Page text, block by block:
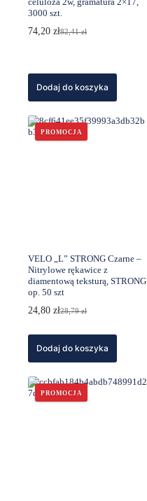
3000 szt.
82,41zł
Pierwotna
74,20 złAktualna
Dodaj do koszyka
PROMOCJA
VELO „L” STRONG Czarne –
Nitrylowe rękawice z
diamentową teksturą, STRONG
op. 50 szt
28,79zł
Pierwotna
wynosiła:
28,79 zł.
24,80 złAktualna
wynosi:
24,80 zł.
Dodaj do koszyka
PROMOCJA